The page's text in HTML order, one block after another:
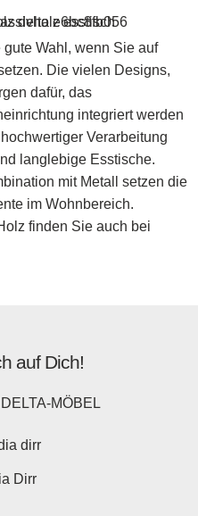
Wahl, wenn Sie auf
Die vielen Designs,
dafür, das
integriert werden
Verarbeitung
langlebige Esstische.
mit Metall setzen die
im Wohnbereich.
finden Sie auch bei
auf Dich!
DELTA-MÖBEL
Dirr